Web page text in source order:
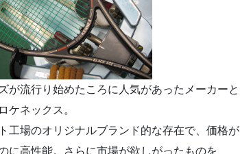
が流行り始めたころに人気があったメーカーと
ケネックス。
工場のオリジナルブランド的な存在で、価格が
に高性能。さらに市場が欲しがったものを